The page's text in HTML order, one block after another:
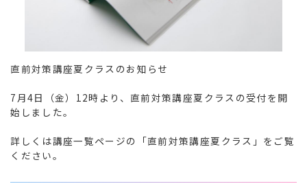
直前対策講座夏クラスのお知らせ
7月4日（金）12時より、直前対策講座夏クラスの受付を開
始しました。
詳しくは講座一覧ページの「直前対策講座夏クラス」をご覧
ください。